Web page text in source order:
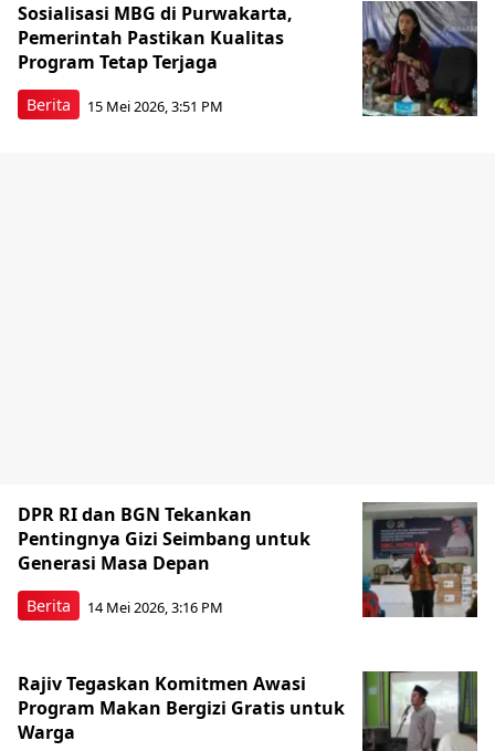
Berita
Sosialisasi MBG di Purwakarta,
Pemerintah Pastikan Kualitas
Program Tetap Terjaga
15 Mei 2026, 3:51 PM
Berita
DPR RI dan BGN Tekankan
Pentingnya Gizi Seimbang untuk
Generasi Masa Depan
14 Mei 2026, 3:16 PM
Rajiv Tegaskan Komitmen Awasi
Program Makan Bergizi Gratis untuk
Warga